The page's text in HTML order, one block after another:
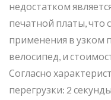
недостатком
печатной платы, что
применения в узком
велосипед, и
Согласно
перегрузки: 2